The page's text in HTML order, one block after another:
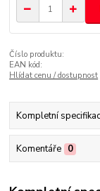
Číslo produktu:
EAN kód:
Hlídat cenu / dostupnost
Kompletní
Komentáře 0